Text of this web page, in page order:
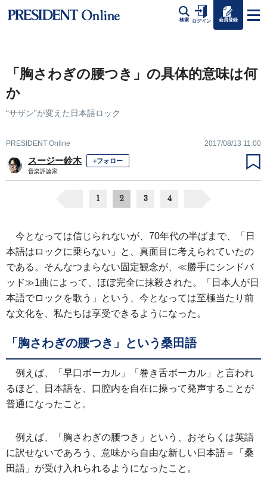
検索 ログイン 会員登録
「胸さわぎの腰つき」の具体的意味は何
か
“サザン”が変えた日本語ロック
PRESIDENT Online 2017/08/13 11:00
スージー鈴木 +フォロー
音楽評論家
1 2 3 4
今となっては信じられないが、70年代の半ばまで、「日
本語はロックに乗らない」と、真面目に考えられていたの
である。そんなつまらない固定観念が、≪勝手にシンドバ
ッド≫1曲によって、ほぼ完全に抹殺された。「日本人が日
本語でロックを歌う」という、今となっては至極当たり前
な文化を、私たちは享受できるようになった。
「胸さわぎの腰つき」という桑田語
例えば、「早口ボーカル」「巻き舌ボーカル」と言われ
るほど、日本語を、口腔内を自在に操って発声することが
普通になったこと。
例えば、「胸さわぎの腰つき」という、おそらくは英語
に訳せないであろう、意味から自由な新しい日本語＝「桑
田語」が受け入れられるようになったこと。